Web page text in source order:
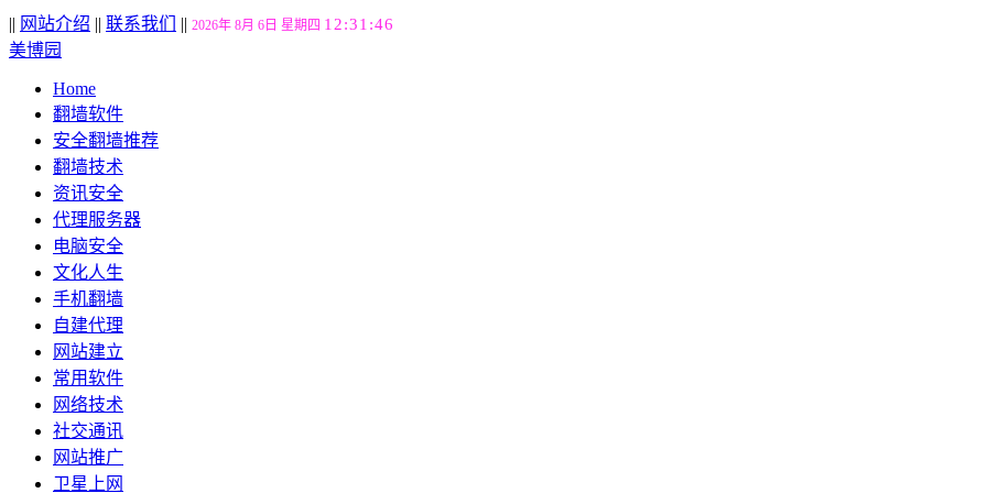
|| 网站介绍 || 联系我们 || 2026年 8月 6日 星期四 12:31:47
美博园
Home
翻墙软件
安全翻墙推荐
翻墙技术
资讯安全
代理服务器
电脑安全
文化人生
手机翻墙
自建代理
网站建立
常用软件
网络技术
社交通讯
网站推广
卫星上网